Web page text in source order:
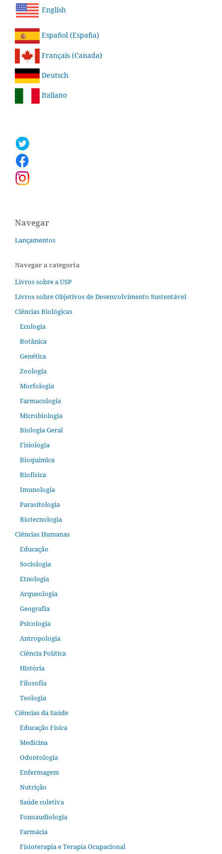
English
Español (España)
Français (Canada)
Deutsch
Italiano
Navegar
Lançamentos
Navegar a categoria
Livros sobre a USP
Livros sobre Objetivos de Desenvolvimento Sustentável
Ciências Biológicas
Ecologia
Botânica
Genética
Zoologia
Morfologia
Farmacologia
Microbiologia
Biologia Geral
Fisiologia
Bioquímica
Biofísica
Imunologia
Parasitologia
Biotecnologia
Ciências Humanas
Educação
Sociologia
Etnologia
Arqueologia
Geografia
Psicologia
Antropologia
Ciência Política
História
Filosofia
Teologia
Ciências da Saúde
Educação Física
Medicina
Odontologia
Enfermagem
Nutrição
Saúde coletiva
Fonoaudiologia
Farmácia
Fisioterapia e Terapia Ocupacional